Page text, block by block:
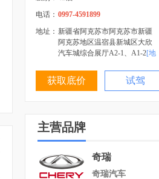
电话： 0997-4591899
地址： 新疆省阿克苏市阿克苏市新疆
阿克苏地区温宿县新城区大欣
汽车城综合展厅A2-1、A1-2[地
获取底价 试驾
主营品牌
奇瑞
奇瑞汽车